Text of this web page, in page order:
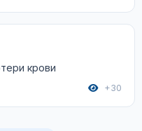
крови
+30